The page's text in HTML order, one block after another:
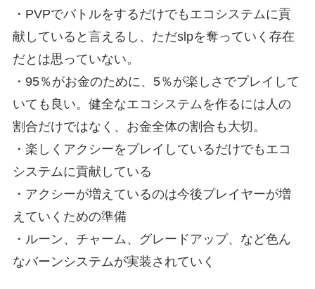
・PVPでバトルをするだけでもエコシステムに貢
献していると言えるし、ただslpを奪っていく存在
だとは思っていない。
・95％がお金のために、5％が楽しさでプレイして
いても良い。健全なエコシステムを作るには人の
割合だけではなく、お金全体の割合も大切。
・楽しくアクシーをプレイしているだけでもエコ
システムに貢献している
・アクシーが増えているのは今後プレイヤーが増
えていくための準備
・ルーン、チャーム、グレードアップ、など色ん
なバーンシステムが実装されていく